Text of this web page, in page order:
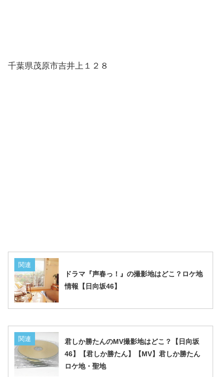
千葉県茂原市吉井上１２８
関連
ドラマ『声春っ！』の撮影地はどこ？ロケ地
情報【日向坂46】
関連
君しか勝たんのMV撮影地はどこ？【日向坂
46】【君しか勝たん】【MV】君しか勝たん
ロケ地・聖地